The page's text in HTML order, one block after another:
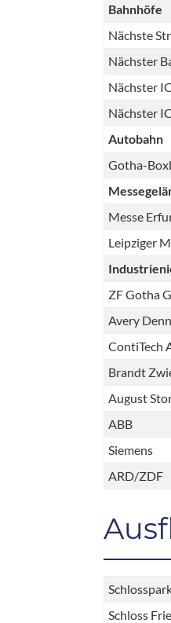
Bahnhöfe
Nächste
Nächster
Nächster
Nächster
Autobahn
Gotha-
Messe
Leipziger
ZF Gotha
Avery
ContiTech
Brandt
August
ABB
Siemens
ARD/ZDF
Schloss